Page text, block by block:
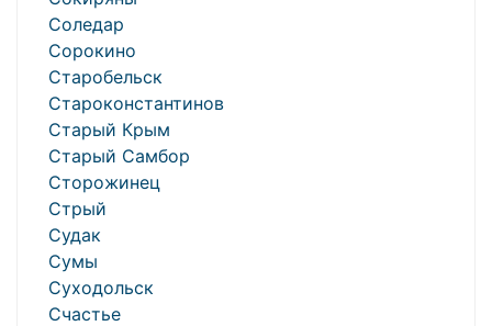
Соледар
Сорокино
Старобельск
Староконстантинов
Старый Крым
Старый Самбор
Сторожинец
Стрый
Судак
Сумы
Суходольск
Счастье